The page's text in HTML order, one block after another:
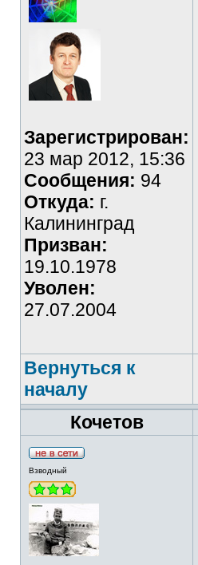
Зарегистрирован:
23 мар 2012, 15:36
Сообщения: 94
Откуда: г.
Калининград
Призван:
19.10.1978
Уволен:
27.07.2004
Вернуться к
началу
Кочетов
Взводный